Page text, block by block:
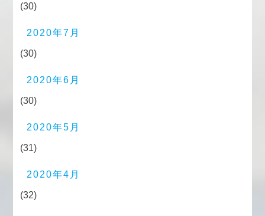
(30)
2020年7月
(30)
2020年6月
(30)
2020年5月
(31)
2020年4月
(32)